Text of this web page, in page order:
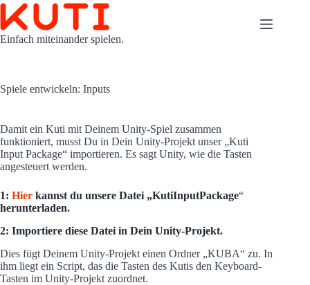
Zum
Inhalt
springen
Einfach miteinander spielen.
Spiele entwickeln: Inputs
Damit ein Kuti mit Deinem Unity-Spiel zusammen
funktioniert, musst Du in Dein Unity-Projekt unser „Kuti
Input Package“ importieren. Es sagt Unity, wie die Tasten
angesteuert werden.
1: Hier kannst du unsere Datei „KutiInputPackage“
herunterladen.
2: Importiere diese Datei in Dein Unity-Projekt.
Dies fügt Deinem Unity-Projekt einen Ordner „KUBA“ zu. In
ihm liegt ein Script, das die Tasten des Kutis den Keyboard-
Tasten im Unity-Projekt zuordnet.